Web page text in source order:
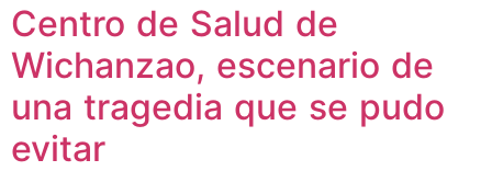
Centro de Salud de
Wichanzao, escenario de
una tragedia que se pudo
evitar